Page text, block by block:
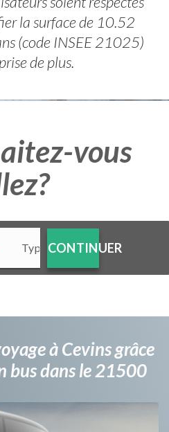
la surface de 10.52
(code INSEE 21025)
de plus.
vous
CONTINUER
à Cevins grâce
bus dans le 21500